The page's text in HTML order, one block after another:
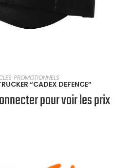
SAVOIR PLUS
PROMOTIONNELS
“CADEX DEFENCE”
pour voir les prix